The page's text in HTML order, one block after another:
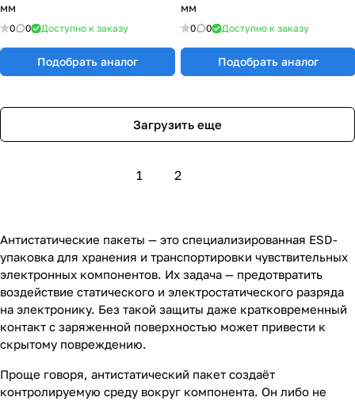
мм
0 0 Доступно к заказу
Подобрать аналог
мм
0 0 Доступно к заказу
Подобрать аналог
Загрузить еще
1 2
Антистатические пакеты — это специализированная ESD-
упаковка для хранения и транспортировки чувствительных
электронных компонентов. Их задача — предотвратить
воздействие статического и электростатического разряда
на электронику. Без такой защиты даже кратковременный
контакт с заряженной поверхностью может привести к
скрытому повреждению.
Проще говоря, антистатический пакет создаёт
контролируемую среду вокруг компонента. Он либо не